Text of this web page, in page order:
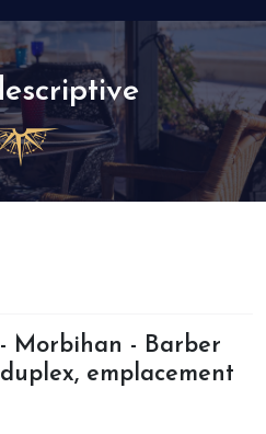
Morbihan - Barber
emplacement